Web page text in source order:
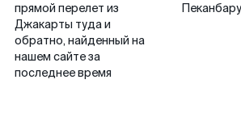
прямой перелет из
Джакарты туда и
обратно, найденный на
нашем сайте за
последнее время